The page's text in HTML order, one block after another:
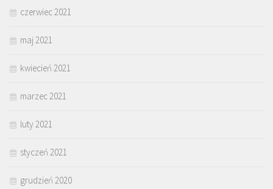
czerwiec 2021
maj 2021
kwiecień 2021
marzec 2021
luty 2021
styczeń 2021
grudzień 2020